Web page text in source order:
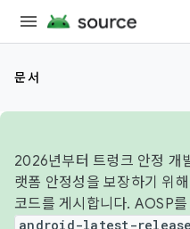
문서
2026년부터 트렁크 안정 개
랫폼 안정성을 보장하기 위
코드를 게시합니다. AOSP
android-latest-release